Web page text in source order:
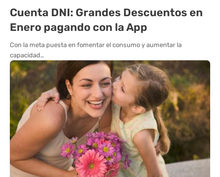
Cuenta DNI: Grandes Descuentos en
Enero pagando con la App
Con la meta puesta en fomentar el consumo y aumentar la
capacidad…